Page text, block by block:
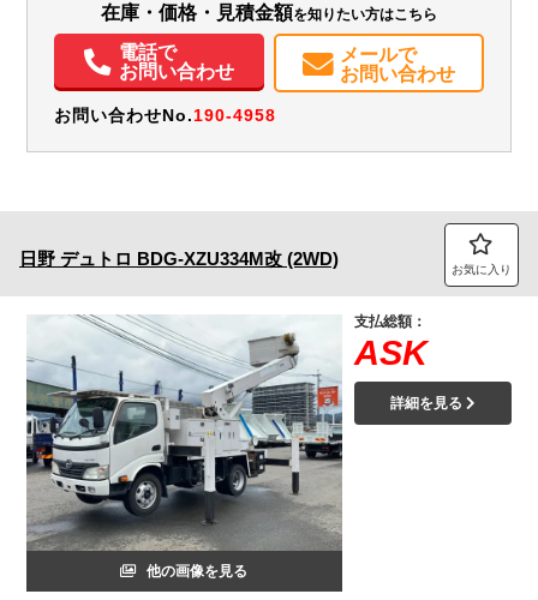
電動格納ミラー
ETC
在庫・価格・見積金額を知りたい方はこちら
電話で
お問い合わせ
メールで
お問い合わせ
お問い合わせNo.190-4958
日野 デュトロ BDG-XZU334M改 (2WD) お気に入り
他の画像を見る
支払総額：
ASK
詳細を見る